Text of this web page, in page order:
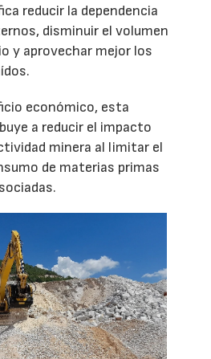
reducir la dependencia
disminuir el volumen
y aprovechar mejor los
económico, esta
a reducir el impacto
minera al limitar el
de materias primas